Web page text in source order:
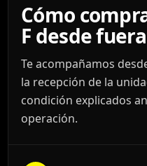
Cómo
F desde
Te acompañamos
la recepción de la
condición explicados
operación.